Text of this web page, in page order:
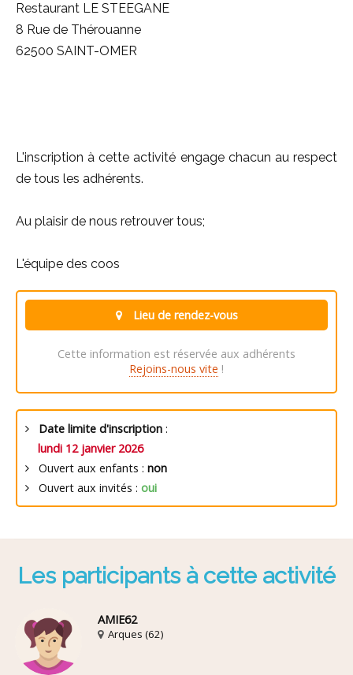
Restaurant LE STEEGANE
8 Rue de Thérouanne
62500 SAINT-OMER
L'inscription à cette activité engage chacun au respect
de tous les adhérents.
Au plaisir de nous retrouver tous;
L'équipe des coos
Lieu de rendez-vous
Cette information est réservée aux adhérents
Rejoins-nous vite !
Date limite d'inscription :
lundi 12 janvier 2026
Ouvert aux enfants : non
Ouvert aux invités : oui
Les participants à cette activité
AMIE62
Arques (62)